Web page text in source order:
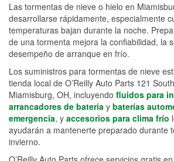
Las tormentas de nieve o hielo en
desarrollarse rápidamente, especialmente
temperaturas bajan durante la noche.
de una tormenta mejora la confiabilidad, la
desempeño de arranque en frío.
Los suministros para tormentas de nieve
tienda local de O’Reilly Auto Parts 121
Miamisburg, OH, incluyendo fluidos para
arrancadores de batería y baterías
emergencia, y accesorios para clima frío
ayudarán a mantenerte preparado durante
invierno.